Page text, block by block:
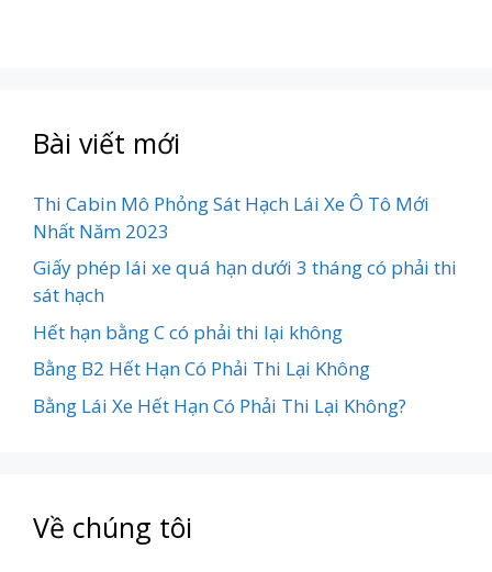
Bài viết mới
Thi Cabin Mô Phỏng Sát Hạch Lái Xe Ô Tô Mới
Nhất Năm 2023
Giấy phép lái xe quá hạn dưới 3 tháng có phải thi
sát hạch
Hết hạn bằng C có phải thi lại không
Bằng B2 Hết Hạn Có Phải Thi Lại Không
Bằng Lái Xe Hết Hạn Có Phải Thi Lại Không?
Về chúng tôi